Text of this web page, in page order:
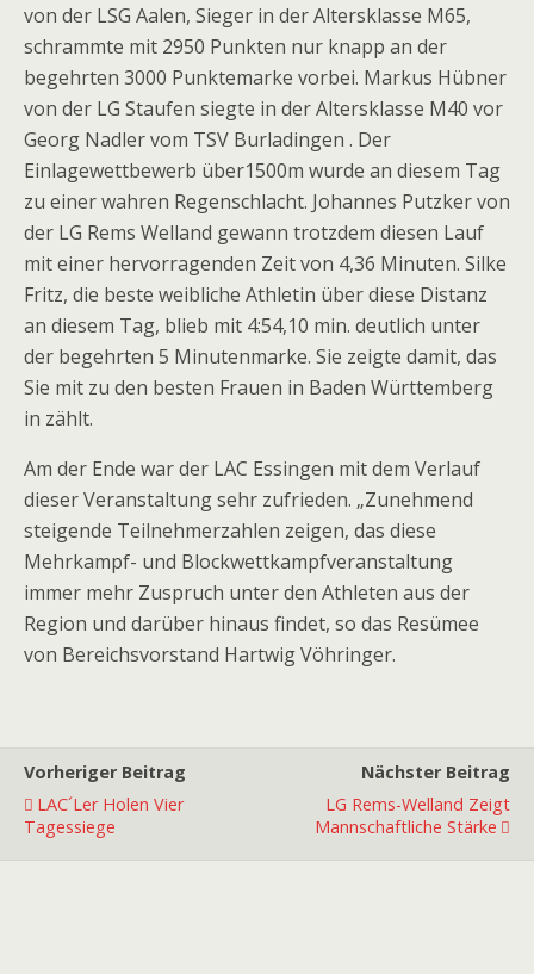
von der LSG Aalen, Sieger in der Altersklasse M65,
schrammte mit 2950 Punkten nur knapp an der
begehrten 3000 Punktemarke vorbei. Markus Hübner
von der LG Staufen siegte in der Altersklasse M40 vor
Georg Nadler vom TSV Burladingen . Der
Einlagewettbewerb über1500m wurde an diesem Tag
zu einer wahren Regenschlacht. Johannes Putzker von
der LG Rems Welland gewann trotzdem diesen Lauf
mit einer hervorragenden Zeit von 4,36 Minuten. Silke
Fritz, die beste weibliche Athletin über diese Distanz
an diesem Tag, blieb mit 4:54,10 min. deutlich unter
der begehrten 5 Minutenmarke. Sie zeigte damit, das
Sie mit zu den besten Frauen in Baden Württemberg
in zählt.
Am der Ende war der LAC Essingen mit dem Verlauf
dieser Veranstaltung sehr zufrieden. „Zunehmend
steigende Teilnehmerzahlen zeigen, das diese
Mehrkampf- und Blockwettkampfveranstaltung
immer mehr Zuspruch unter den Athleten aus der
Region und darüber hinaus findet, so das Resümee
von Bereichsvorstand Hartwig Vöhringer.
Vorheriger Beitrag
LAC´ler Holen Vier
Tagessiege
Nächster Beitrag
LG Rems-Welland Zeigt
Mannschaftliche Stärke